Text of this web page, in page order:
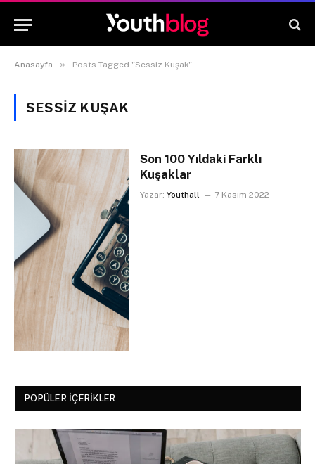
Anasayfa » Posts Tagged "Sessiz Kuşak"
SESSIZ KUŞAK
Son 100 Yıldaki Farklı
Kuşaklar
Yazar: Youthall 7 Kasım 2022
POPÜLER İÇERIKLER